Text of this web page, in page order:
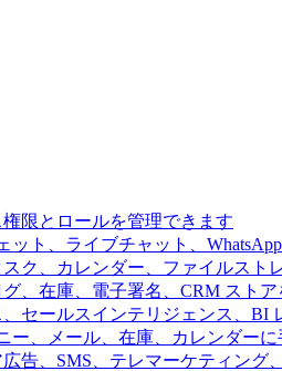
限とロールを管理できます
ト、ライブチャット、
ク、カレンダー、ファイルスト
、在庫、電子署名、CRM スト
セールスインテリジェンス、BI
ー、メール、在庫、カレンダー
告、SMS、テレマーケティング